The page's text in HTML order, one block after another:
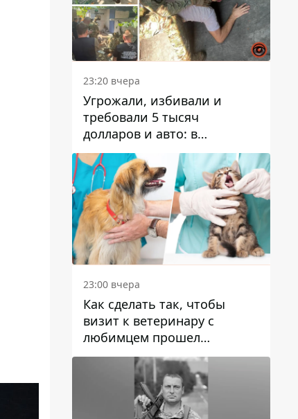
23:20 вчера
Угрожали, избивали и
требовали 5 тысяч
долларов и авто: в
Павлограде задержали двух
мужчин
23:00 вчера
Как сделать так, чтобы
визит к ветеринару с
любимцем прошел
спокойно: простые советы